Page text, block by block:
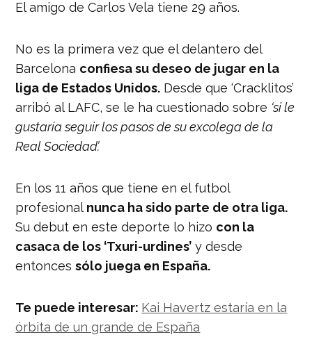
El amigo de Carlos Vela tiene 29 años.
No es la primera vez que el delantero del
Barcelona confiesa su deseo de jugar en la
liga de Estados Unidos. Desde que ‘Cracklitos’
arribó al LAFC, se le ha cuestionado sobre ‘si le
gustaría seguir los pasos de su excolega de la
Real Sociedad’.
En los 11 años que tiene en el futbol
profesional nunca ha sido parte de otra liga.
Su debut en este deporte lo hizo con la
casaca de los ‘Txuri-urdines’ y desde
entoncessólo juega en España.
Te puede interesar: Kai Havertz estaría en la
órbita de un grande de España